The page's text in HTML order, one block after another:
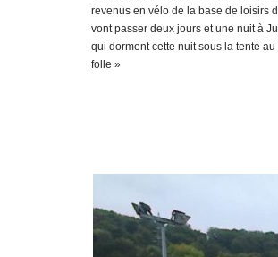
revenus en vélo de la base de loisirs
vont passer deux jours et une nuit à
qui dorment cette nuit sous la tente
folle »